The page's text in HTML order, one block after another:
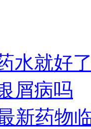
水就好
屑病吗
新药物